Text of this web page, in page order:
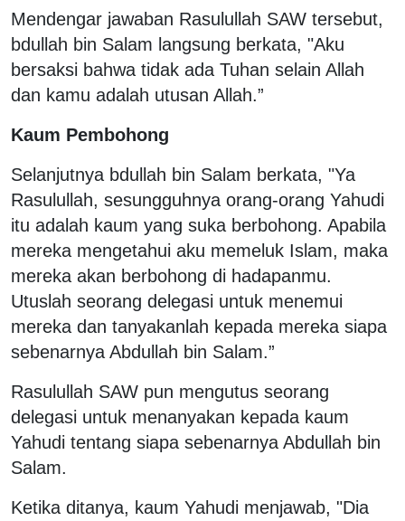
Mendengar jawaban Rasulullah SAW tersebut,
bdullah bin Salam langsung berkata, "Aku
bersaksi bahwa tidak ada Tuhan selain Allah
dan kamu adalah utusan Allah.”
Kaum Pembohong
Selanjutnya bdullah bin Salam berkata, "Ya
Rasulullah, sesungguhnya orang-orang Yahudi
itu adalah kaum yang suka berbohong. Apabila
mereka mengetahui aku memeluk Islam, maka
mereka akan berbohong di hadapanmu.
Utuslah seorang delegasi untuk menemui
mereka dan tanyakanlah kepada mereka siapa
sebenarnya Abdullah bin Salam.”
Rasulullah SAW pun mengutus seorang
delegasi untuk menanyakan kepada kaum
Yahudi tentang siapa sebenarnya Abdullah bin
Salam.
Ketika ditanya, kaum Yahudi menjawab, "Dia